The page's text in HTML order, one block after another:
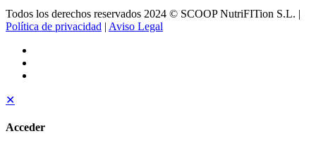
Todos los derechos reservados 2024 © SCOOP NutriFITion S.L. |
Política de privacidad | Aviso Legal
✕
Acceder